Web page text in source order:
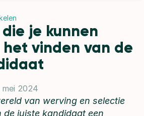
je kunnen
vinden van de
2024
van werving en selectie
de juiste kandidaat een